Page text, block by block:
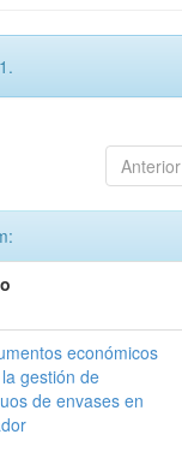
Anterior
económicos
gestión de
de envases en